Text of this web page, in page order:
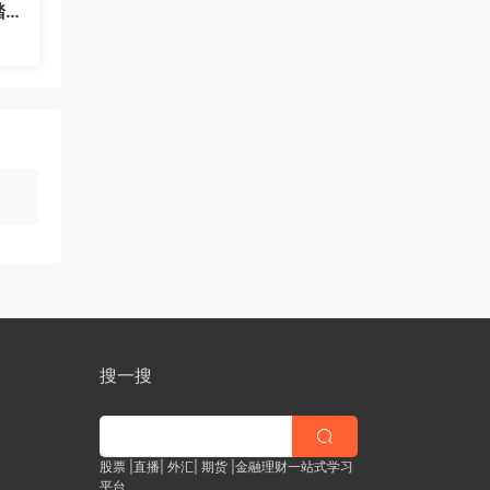
搜一搜
股票 |直播| 外汇| 期货 |金融理财一站式学习
平台